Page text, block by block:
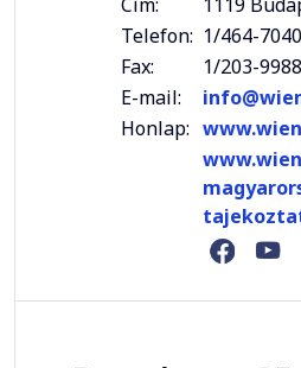
Telefon: 1/464-7040
Fax:
1/203-9988
E-mail:
Honlap: